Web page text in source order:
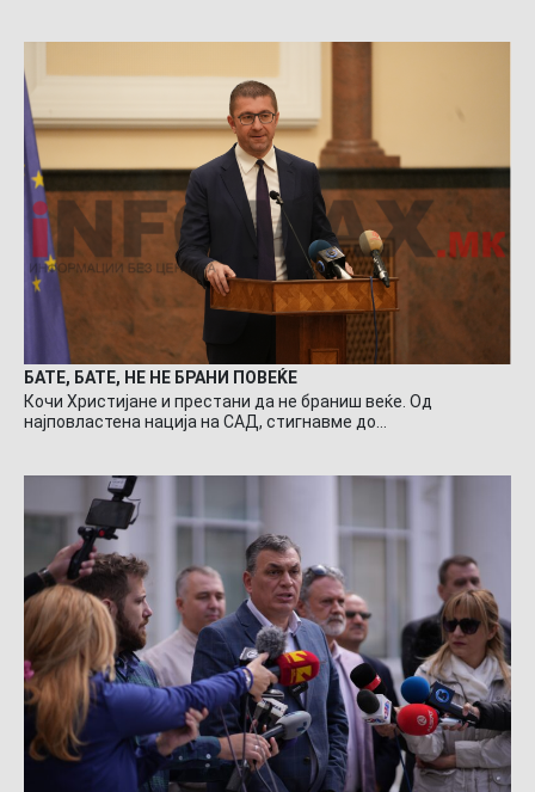
БАТЕ, БАТЕ, НЕ НЕ БРАНИ ПОВЕЌЕ
Кочи Христијане и престани да не браниш веќе. Од
најповластена нација на САД, стигнавме до…